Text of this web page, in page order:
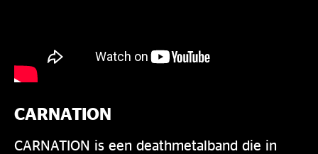
CARNATION
CARNATION is een deathmetalband die in